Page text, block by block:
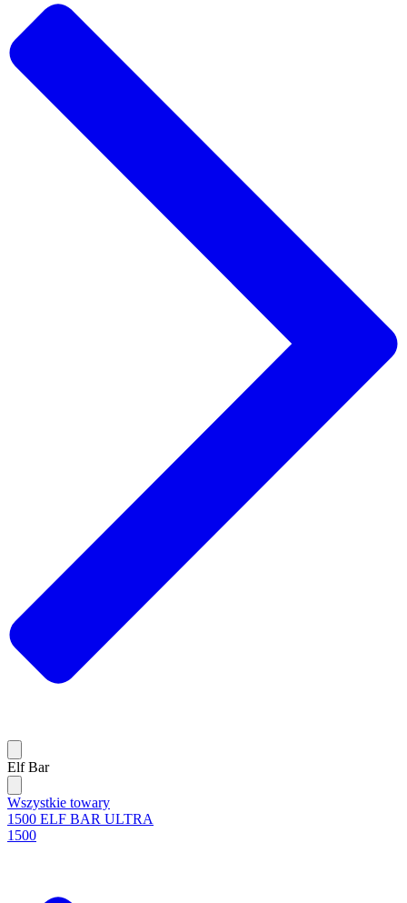
Elf Bar
Wszystkie towary
1500 ELF BAR ULTRA
1500